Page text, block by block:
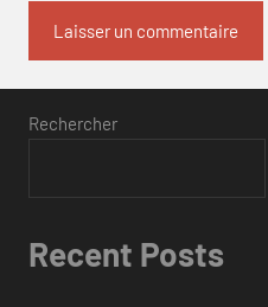
Rechercher
Recent Posts